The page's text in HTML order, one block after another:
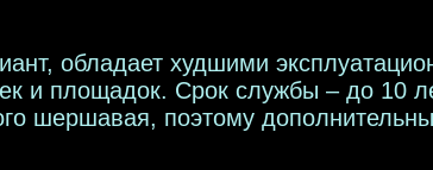
обладает худшими
площадок. Срок службы – до 10
шершавая, поэтому